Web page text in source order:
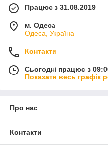
Працює з 31.08.2019
м. Одеса
Одеса, Україна
Контакти
Сьогодні працює з
Показати весь графік
Про нас
Контакти